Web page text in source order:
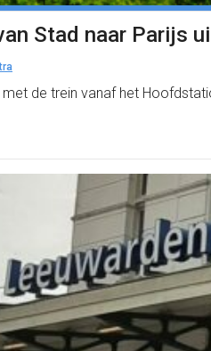
Stad naar Parijs
de trein vanaf het